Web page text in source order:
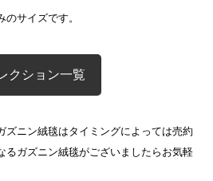
サイズです。
クション一覧
ニン絨毯はタイミングによっては売約
るガズニン絨毯がございましたらお気軽